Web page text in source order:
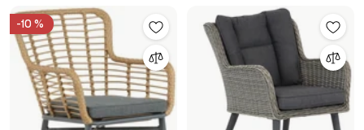
-10 %